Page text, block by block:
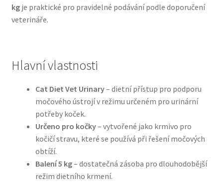
Granule pro psy
Hill’s pro psy
Hračky pro psy
Konzervy a kapsičky pro psy
kgje praktické pro pravidelné podávání podle doporučení
veterináře.
Hlavní vlastnosti
Cat Diet Vet Urinary– dietní přístup pro podporu
močového ústrojí v režimu určeném pro urinární
potřeby koček.
Určeno pro kočky– vytvořené jako krmivo pro
kočičí stravu, které se používá při řešení močových
obtíží.
Balení 5 kg– dostatečná zásoba pro dlouhodobější
režim dietního krmení.